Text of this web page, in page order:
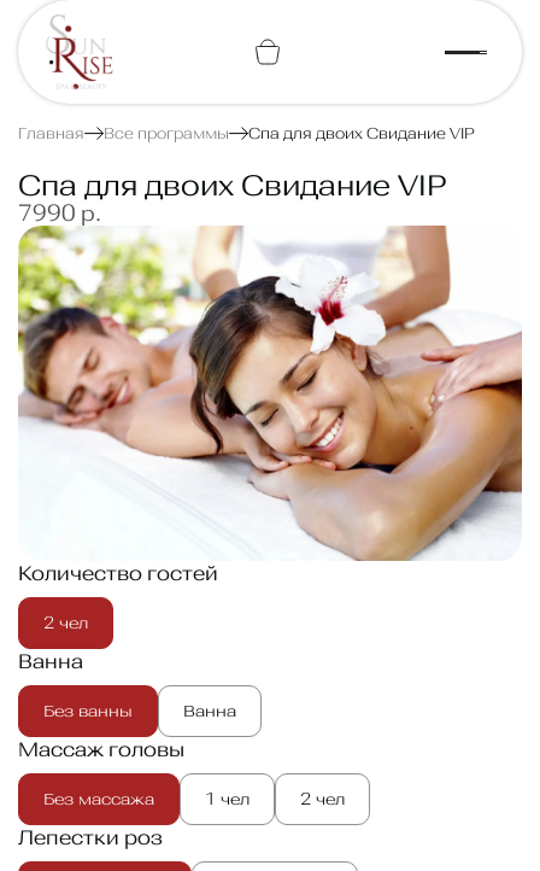
Главная Все программы Спа для двоих Свидание VIP
Спа для двоих Свидание VIP
7990 р.
Количество гостей
2 чел
Ванна
Без ванны Ванна
Массаж головы
Без массажа 1 чел 2 чел
Лепестки роз